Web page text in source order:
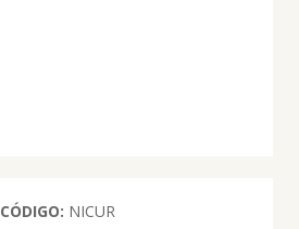
CÓDIGO: NICUR